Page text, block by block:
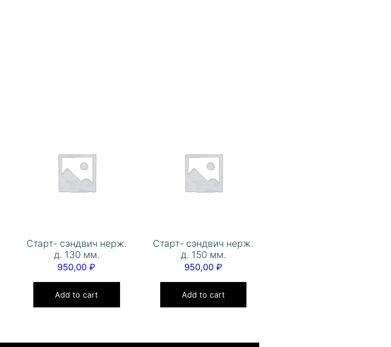
Старт- сэндвич нерж.
д. 130 мм.
950,00₽
Add to cart
Старт- сэндвич нерж.
д. 150 мм.
950,00 ₽
Add to cart